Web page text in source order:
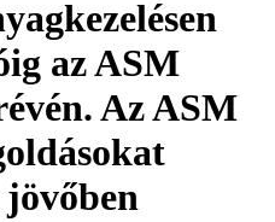
az ASM
Az ASM
jövőben